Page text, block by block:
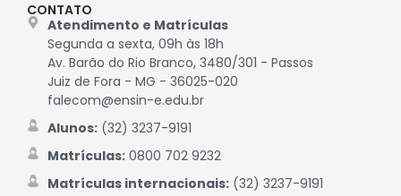
CONTATO
Atendimento e Matrículas
Segunda a sexta, 09h às 18h
Av. Barão do Rio Branco, 3480/301 - Passos
Juiz de Fora - MG - 36025-020
falecom@ensin-e.edu.br
Alunos:(32) 3237-9191
Matrículas:0800 702 9232
Matrículas internacionais:(32) 3237-9191